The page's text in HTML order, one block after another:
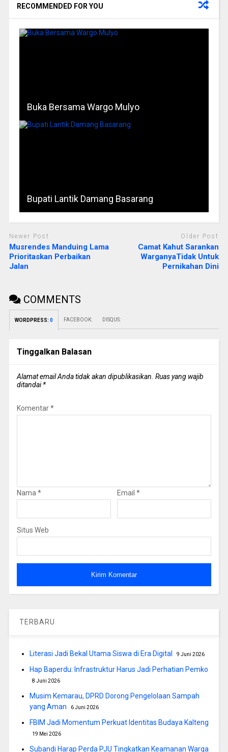
RECOMMENDED FOR YOU
Buka Bersama Wargo Mulyo
Bupati Lantik Damang Basarang
Newer Post
Musrendes Manduing Lama
Prioritaskan Perbaikan
Jalan
Older Post
Camat Kahut Sarankan
WarganyaTidak Untuk
Pernikahan Dini
COMMENTS
WORDPRESS: 0 FACEBOOK: DISQUS:
Tinggalkan Balasan
Alamat email Anda tidak akan dipublikasikan. Ruas yang wajib
ditandai*
Komentar*
Nama * Email *
Situs Web
TERBARU
Literasi Jadi Bekal Utama Siswa di Era Digital 9 Juni 2026
Hap Baperdu: Infrastruktur Harus Jadi Perhatian Pemko
8 Juni 2026
Musim Kemarau, DPRD Dorong Pengelolaan Sampah
yang Aman
6 Juni 2026
FBIM Jadi Momentum Perkuat Identitas Budaya Kalteng
19 Mei 2026
Subandi Harap Perda PJU Tingkatkan Keamanan Warga